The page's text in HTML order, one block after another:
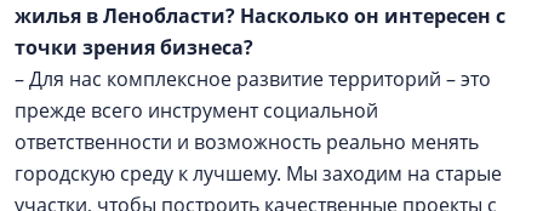
жилья в Ленобласти? Насколько он интересен с
точки зрения бизнеса?
– Для нас комплексное развитие территорий – это
прежде всего инструмент социальной
ответственности и возможность реально менять
городскую среду к лучшему. Мы заходим на старые
участки, чтобы построить качественные проекты с